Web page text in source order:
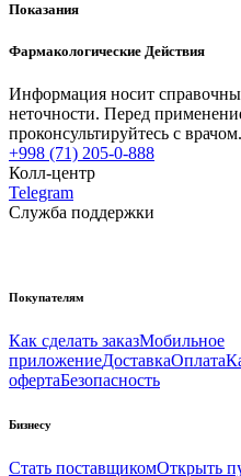
Показания
Фармакологические Действия
Информация носит
неточности. Перед
проконсультируйтесь с врачом.
+998 (71) 205-0-888
Колл-центр
Telegram
Служба поддержки
Покупателям
Как сделать заказМобильное
приложениеДоставкаОплата
офертаБезопасность
Бизнесу
Стать поставщикомОткрыть